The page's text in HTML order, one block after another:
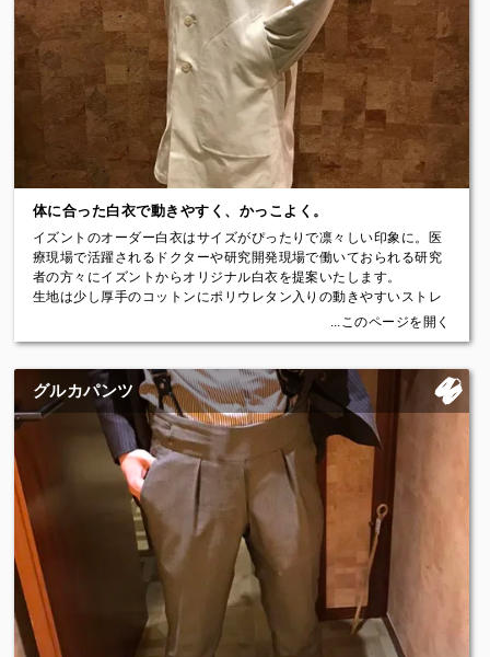
ください。
ワンピース
Price：￥122,000（税込）～
ジャケット
Price：￥146,300（税込）～
【パーティードレス】
結婚式や二次会で着用されるパーティードレスもイズントでお仕立
て可能です。
分にスワロフスキービーズを付けることできらっと華やぐ1着が仕上
がりました。
裾のマーメイド部分はたっぷりとドレープを持たせるデザインに
し、歩くたびに揺れ動くシルエットが上品な印象に。
チュールやレース素材なども多様に取り揃えております。
【イブニングドレス】
ラメ素材のラグジュアリーなキャミソールドレス。
お客様の身長や着用シーンなど細かく打ち合わせをしながら裾の長
さや胸元のデザインを決めていきます。
スカート部分はタックを入れることでふわっとしたシルエットに、
ビスチェ部分は体に沿わせてぴったりと仕立てることでメリハリを
付けたデザインで仕立てました。
Price：￥297,000（税込）～
【セレモニースーツ】
式典での着用はもちろん、卒業式や入学式などにも着回しできるセ
レモニースーツ。
体に合った白衣で動きやすく、かっこよく。
イズントのオーダー白衣はサイズがぴったりで凛々しい印象に。医
療現場で活躍されるドクターや研究開発現場で働いておられる研究
者の方々にイズントからオリジナル白衣を提案いたします。
生地は少し厚手のコットンにポリウレタン入りの動きやすいストレ
ジャケットの上から着用されるか、シャツの上から着用されるかに
より、適切で動きやすいサイズを調整しお仕立ていたします。
胸ポケットや腰ポケットも、箱ポケットにするかパッチポケットに
するかなど自由にお選びいただけます。
脇のスリットから中に着ているジャケットのポケットのグッズを取
り出すことができます。
病院のお名前や着られる方のお名前をネーム刺繍で入れさせていた
まとめ注文の際の割引依頼や出張採寸依頼についてもご相談くださ
い。
Price : ￥66,000（税込）～（ネーム刺繍込み）
...このページを開く
グルカパンツ